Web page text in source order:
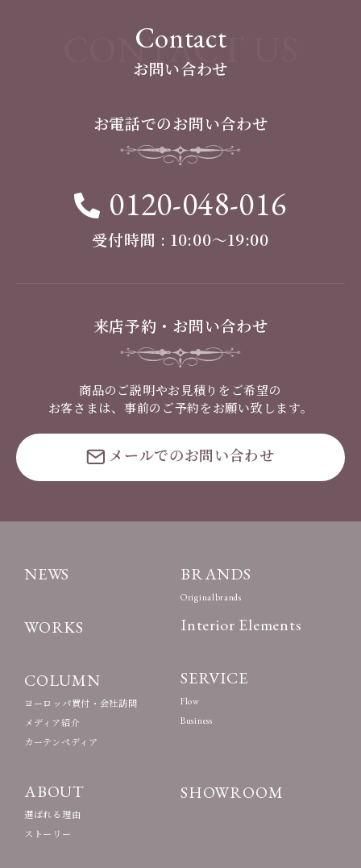
Contact
お問い合わせ
CONTACT US
お電話でのお問い合わせ
0120-048-016
受付時間 : 10:00〜19:00
来店予約・お問い合わせ
商品のご説明やお見積りをご希望の
お客さまは、事前のご予約をお願い致します。
メールでのお問い合わせ
NEWS
WORKS
COLUMN
ヨーロッパ買付・会社訪問
メディア紹介
カーテンペディア
ABOUT
選ばれる理由
ストーリー
BRANDS
Originalbrands
Interior Elements
SERVICE
Flow
Business
SHOWROOM